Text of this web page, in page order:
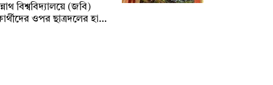
বিশ্ববিদ্যালয়ে (জবি)
ওপর ছাত্রদলের হা…